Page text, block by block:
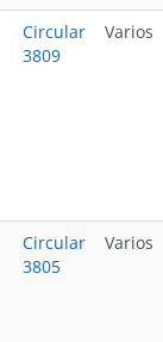
Circular
3809
Varios
Circular
3805
Varios